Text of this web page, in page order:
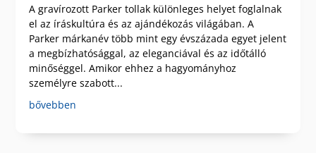
A gravírozott Parker tollak különleges helyet foglalnak
el az íráskultúra és az ajándékozás világában. A
Parker márkanév több mint egy évszázada egyet jelent
a megbízhatósággal, az eleganciával és az időtálló
minőséggel. Amikor ehhez a hagyományhoz
személyre szabott...
bővebben